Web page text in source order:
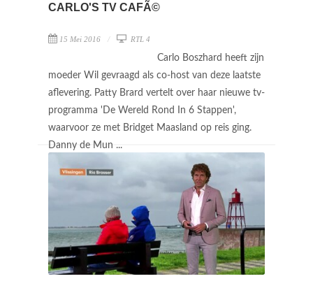
CARLO'S TV CAFÃ©
15 Mei 2016 RTL 4
Carlo Boszhard heeft zijn
moeder Wil gevraagd als co-host van deze laatste
aflevering. Patty Brard vertelt over haar nieuwe tv-
programma 'De Wereld Rond In 6 Stappen',
waarvoor ze met Bridget Maasland op reis ging.
Danny de Mun ...